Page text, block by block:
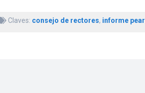
Claves: consejo de rectores, informe